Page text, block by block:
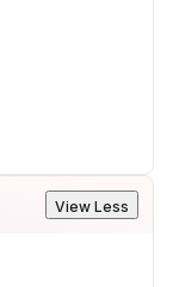
View Less